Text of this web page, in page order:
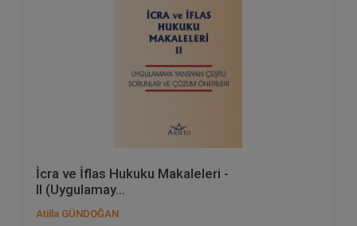
İcra ve İflas Hukuku Makaleleri -
II (Uygulamay...
Atilla GÜNDOĞAN